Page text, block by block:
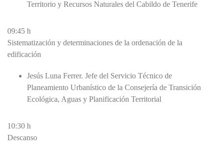
Territorio y Recursos Naturales del Cabildo de Tenerife
09:45 h
Sistematización y determinaciones de la ordenación de la
edificación
Jesús Luna Ferrer. Jefe del Servicio Técnico de
Planeamiento Urbanístico de la Consejería de Transición
Ecológica, Aguas y Planificación Territorial
10:30 h
Descanso